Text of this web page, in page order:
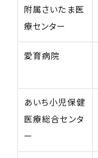
附属さいたま医
療センター
愛育病院
あいち小児保健
医療総合センタ
ー